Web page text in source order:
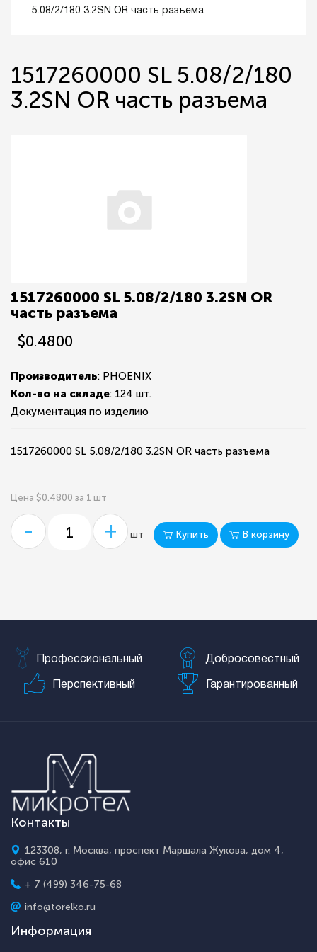
5.08/2/180 3.2SN OR часть разъема
1517260000 SL 5.08/2/180
3.2SN OR часть разъема
1517260000 SL 5.08/2/180 3.2SN OR
часть разъема
$0.4800
Производитель: PHOENIX
Кол-во на складе: 124 шт.
Документация по изделию
1517260000 SL 5.08/2/180 3.2SN OR часть разъема
Цена $0.4800 за 1 шт
- + шт Купить В корзину
Профессиональный Добросовестный
Перспективный Гарантированный
Контакты
123308, г. Москва, проспект Маршала Жукова, дом 4,
офис 610
+ 7 (499) 346-75-68
info@torelko.ru
Информация